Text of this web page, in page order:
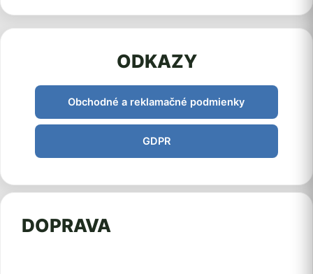
ODKAZY
Obchodné a reklamačné podmienky
GDPR
DOPRAVA